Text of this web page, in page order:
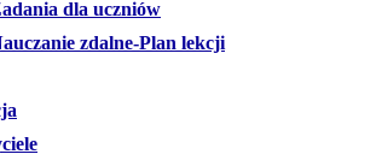
dla uczniów
zdalne-Plan lekcji